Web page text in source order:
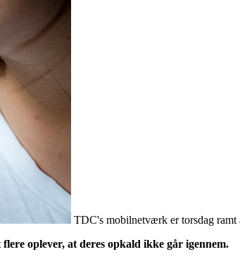
TDC's mobilnetværk er torsdag
oplever, at deres opkald ikke går igennem.